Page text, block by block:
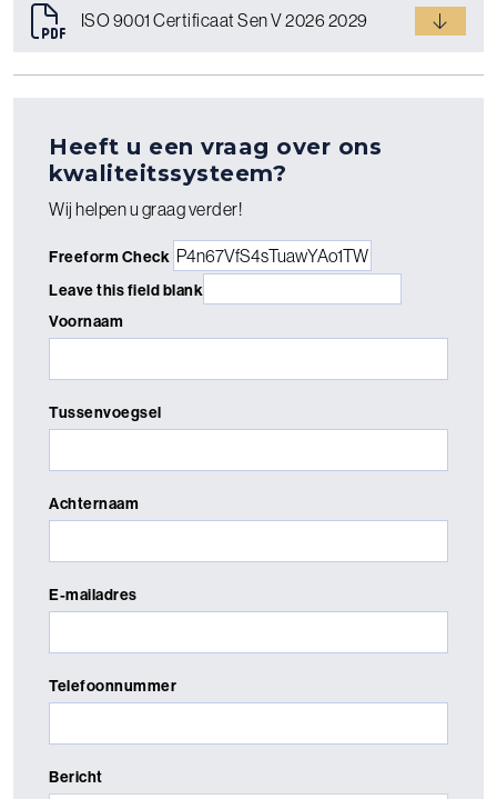
ISO 9001 Certificaat Sen V 2026 2029
Heeft u een vraag over ons
kwaliteitssysteem?
Wij helpen u graag verder!
Freeform Check
Leave this field blank
Voornaam
Tussenvoegsel
Achternaam
E-mailadres
Telefoonnummer
Bericht